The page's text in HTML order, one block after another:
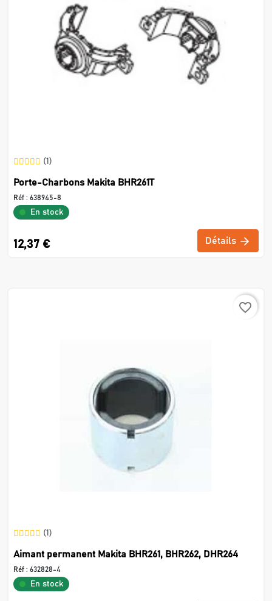
(1)
Porte-Charbons Makita BHR261T
Réf : 638945-8
En stock
12,37 € Détails
favorite_border
(1)
Aimant permanent Makita BHR261, BHR262, DHR264
Réf : 632828-4
En stock